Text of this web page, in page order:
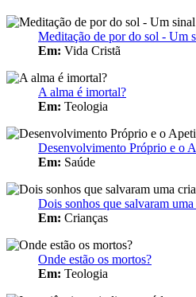
Meditação de por do sol - Um
Em: Vida Cristã
A alma é imortal?
Em: Teologia
Desenvolvimento Próprio e o
Em: Saúde
Dois sonhos que salvaram uma
Em: Crianças
Onde estão os mortos?
Em: Teologia